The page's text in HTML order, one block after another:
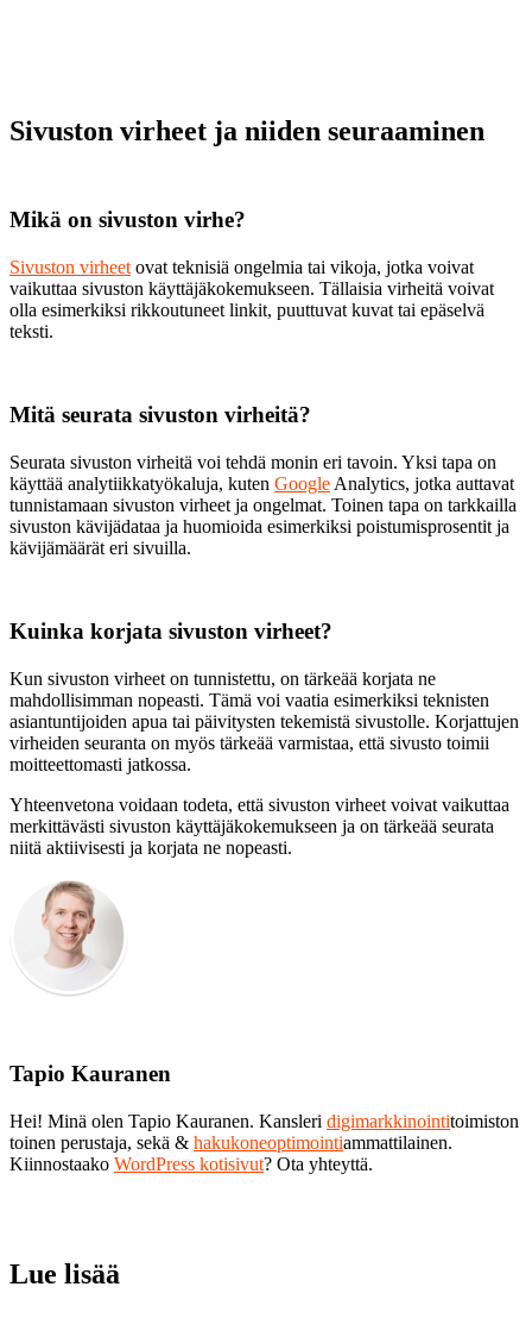
Sivuston virheet ja niiden seuraaminen
Mikä on sivuston virhe?
Sivuston virheet ovat teknisiä ongelmia tai vikoja, jotka voivat
vaikuttaa sivuston käyttäjäkokemukseen. Tällaisia virheitä voivat
olla esimerkiksi rikkoutuneet linkit, puuttuvat kuvat tai epäselvä
teksti.
Mitä seurata sivuston virheitä?
Seurata sivuston virheitä voi tehdä monin eri tavoin. Yksi tapa on
käyttää analytiikkatyökaluja, kuten Google Analytics, jotka auttavat
tunnistamaan sivuston virheet ja ongelmat. Toinen tapa on tarkkailla
sivuston kävijädataa ja huomioida esimerkiksi poistumisprosentit ja
kävijämäärät eri sivuilla.
Kuinka korjata sivuston virheet?
Kun sivuston virheet on tunnistettu, on tärkeää korjata ne
mahdollisimman nopeasti. Tämä voi vaatia esimerkiksi teknisten
asiantuntijoiden apua tai päivitysten tekemistä sivustolle. Korjattujen
virheiden seuranta on myös tärkeää varmistaa, että sivusto toimii
moitteettomasti jatkossa.
Yhteenvetona voidaan todeta, että sivuston virheet voivat vaikuttaa
merkittävästi sivuston käyttäjäkokemukseen ja on tärkeää seurata
niitä aktiivisesti ja korjata ne nopeasti.
Tapio Kauranen
Hei! Minä olen Tapio Kauranen. Kansleri digimarkkinointitoimiston
toinen perustaja, sekä & hakukoneoptimointiammattilainen.
Kiinnostaako WordPress kotisivut? Ota yhteyttä.
Lue lisää